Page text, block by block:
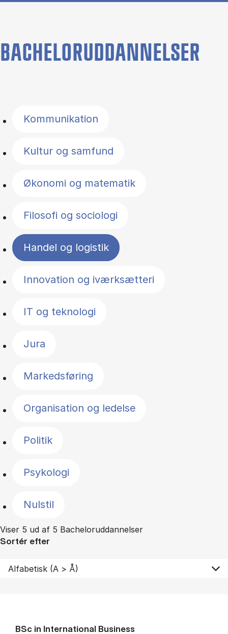
BACHELORUDDANNELSER
Kommunikation
Kultur og samfund
Økonomi og matematik
Filosofi og sociologi
Handel og logistik
Innovation og iværksætteri
IT og teknologi
Jura
Markedsføring
Organisation og ledelse
Politik
Psykologi
Nulstil
Viser 5 ud af 5 Bacheloruddannelser
Sortér efter
BSc in In­ter­na­tion­al Busi­ness